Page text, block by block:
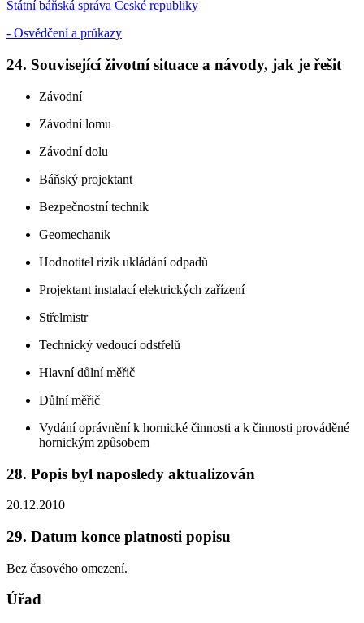
Státní báňská správa České republiky
- Osvědčení a průkazy
24. Související životní situace a návody, jak je řešit
Závodní
Závodní lomu
Závodní dolu
Báňský projektant
Bezpečnostní technik
Geomechanik
Hodnotitel rizik ukládání odpadů
Projektant instalací elektrických zařízení
Střelmistr
Technický vedoucí odstřelů
Hlavní důlní měřič
Důlní měřič
Vydání oprávnění k hornické činnosti a k činnosti prováděné
hornickým způsobem
28. Popis byl naposledy aktualizován
20.12.2010
29. Datum konce platnosti popisu
Bez časového omezení.
Úřad